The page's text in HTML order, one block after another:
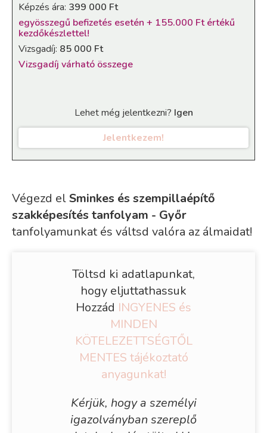
Képzés ára: 399 000 Ft
egyösszegű befizetés esetén + 155.000 Ft értékű
kezdőkészlettel!
Vizsgadíj: 85 000 Ft
Vizsgadíj várható összege
Lehet még jelentkezni? Igen
Jelentkezem!
Végezd elSminkes és szempillaépítő
szakképesítés tanfolyam - Győr
tanfolyamunkat és váltsd valóra az álmaidat!
Töltsd ki adatlapunkat,
hogy eljuttathassuk
Hozzád INGYENES és
MINDEN
KÖTELEZETTSÉGTŐL
MENTES tájékoztató
anyagunkat!
Kérjük, hogy a személyi
igazolványban szereplő